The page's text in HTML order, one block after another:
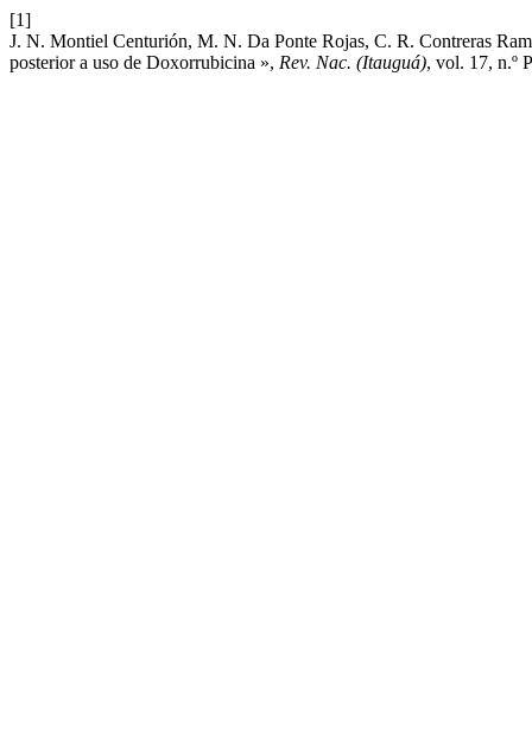
[1]
J. N. Montiel Centurión, M. N. Da Ponte Rojas, C. R. Contreras
posterior a uso de Doxorrubicina », Rev. Nac. (Itauguá), vol. 17, n.º